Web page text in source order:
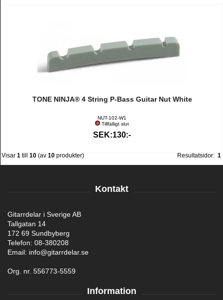
TONE NINJA® 4 String P-Bass Guitar Nut White
NUT-102-W1
Tillfälligt slut
SEK:130:-
Visar 1 till 10 (av 10 produkter) Resultatsidor: 1
Kontakt
Gitarrdelar i Sverige AB
Tallgatan 14
172 69 Sundbyberg
Telefon: 08-380208
Email: info@gitarrdelar.se
Org. nr. 556773-5559
Information